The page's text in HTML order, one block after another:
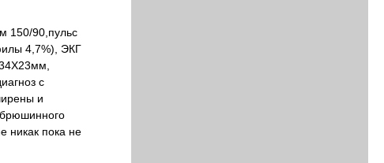
150/90,пульс
4,7%), ЭКГ
с
и
никак пока не